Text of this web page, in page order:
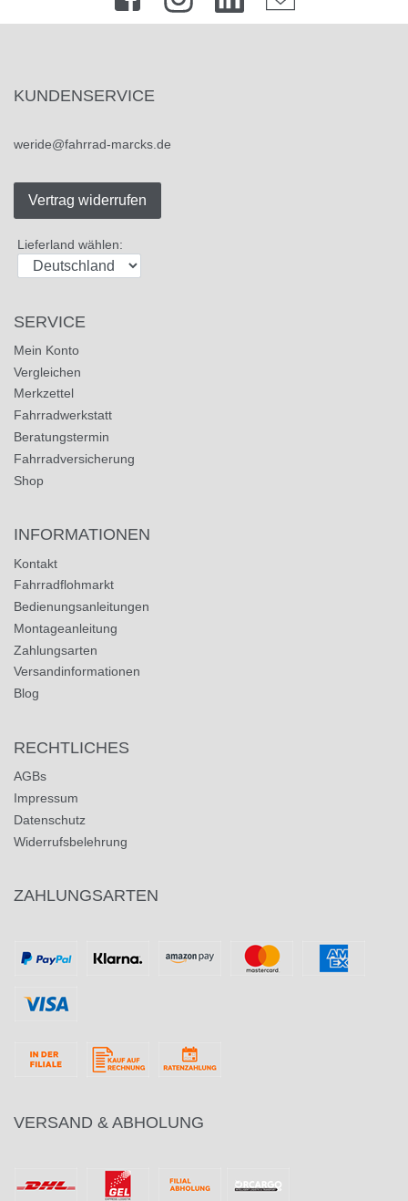
KUNDENSERVICE
weride@fahrrad-marcks.de
Vertrag widerrufen
Lieferland wählen:
SERVICE
Mein Konto
Vergleichen
Merkzettel
Fahrradwerkstatt
Beratungstermin
Fahrradversicherung
Shop
INFORMATIONEN
Kontakt
Fahrradflohmarkt
Bedienungsanleitungen
Montageanleitung
Zahlungsarten
Versandinformationen
Blog
RECHTLICHES
AGBs
Impressum
Datenschutz
Widerrufsbelehrung
ZAHLUNGSARTEN
VERSAND & ABHOLUNG